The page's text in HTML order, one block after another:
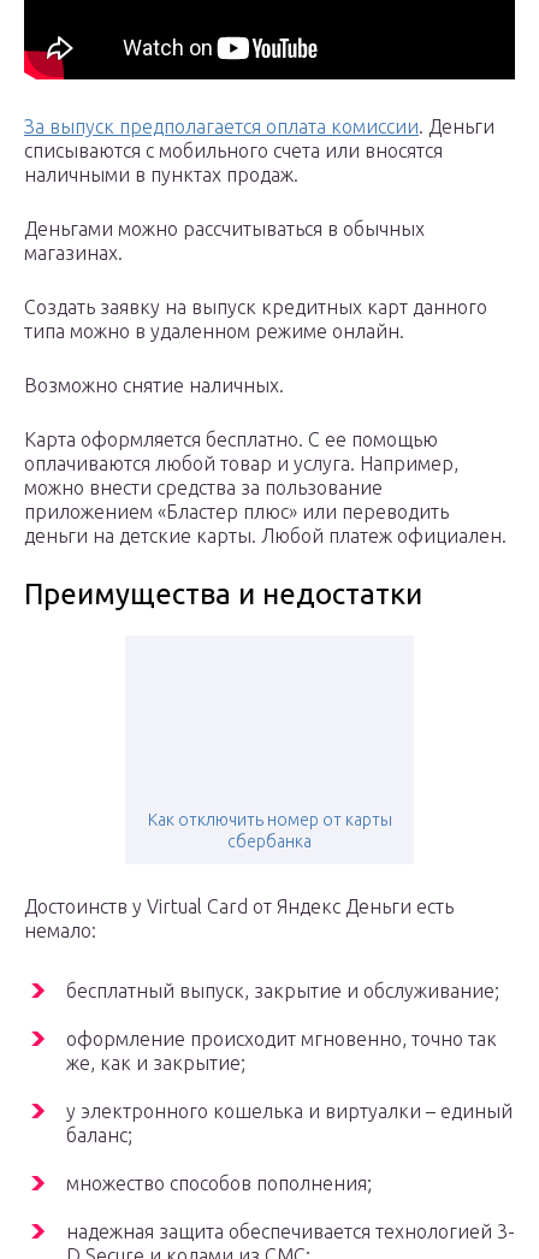
За выпуск предполагается оплата комиссии. Деньги
списываются с мобильного счета или вносятся
наличными в пунктах продаж.
Деньгами можно рассчитываться в обычных
магазинах.
Создать заявку на выпуск кредитных карт данного
типа можно в удаленном режиме онлайн.
Возможно снятие наличных.
Карта оформляется бесплатно. С ее помощью
оплачиваются любой товар и услуга. Например,
можно внести средства за пользование
приложением «Бластер плюс» или переводить
деньги на детские карты. Любой платеж официален.
Преимущества и недостатки
Как отключить номер от карты
сбербанка
Достоинств у Virtual Card от Яндекс Деньги есть
немало:
бесплатный выпуск, закрытие и обслуживание;
оформление происходит мгновенно, точно так
же, как и закрытие;
у электронного кошелька и виртуалки – единый
баланс;
множество способов пополнения;
надежная защита обеспечивается технологией 3-